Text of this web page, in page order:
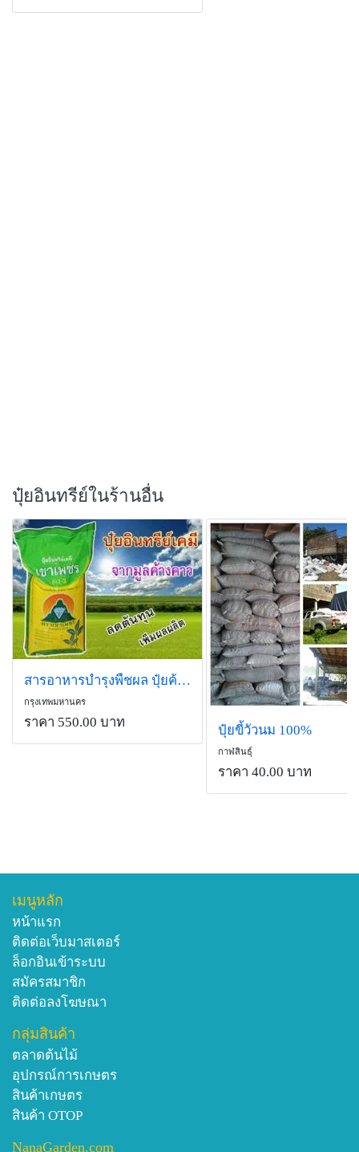
ปุ๋ยอินทรีย์ในร้านอื่น
สารอาหารบำรุงพืชผล ปุ๋ยค้างคาว
กรุงเทพมหานคร
ราคา 550.00 บาท
ปุ๋ยขี้วัวนม 100%
กาฬสินธุ์
ราคา 40.00 บาท
เมนูหลัก
หน้าแรก
ติดต่อเว็บมาสเตอร์
ล็อกอินเข้าระบบ
สมัครสมาชิก
ติดต่อลงโฆษณา
กลุ่มสินค้า
ตลาดต้นไม้
อุปกรณ์การเกษตร
สินค้าเกษตร
สินค้า OTOP
NanaGarden.com